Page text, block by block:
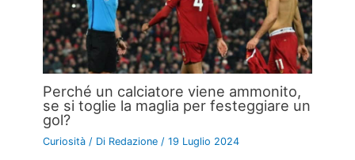
Perché un calciatore viene ammonito,
se si toglie la maglia per festeggiare un
gol?
Curiosità / Di Redazione/19 Luglio 2024